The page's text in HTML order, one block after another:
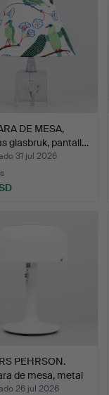
DE MESA,
glasbruk, pantall…
31 jul 2026
PEHRSON.
de mesa, metal
26 jul 2026